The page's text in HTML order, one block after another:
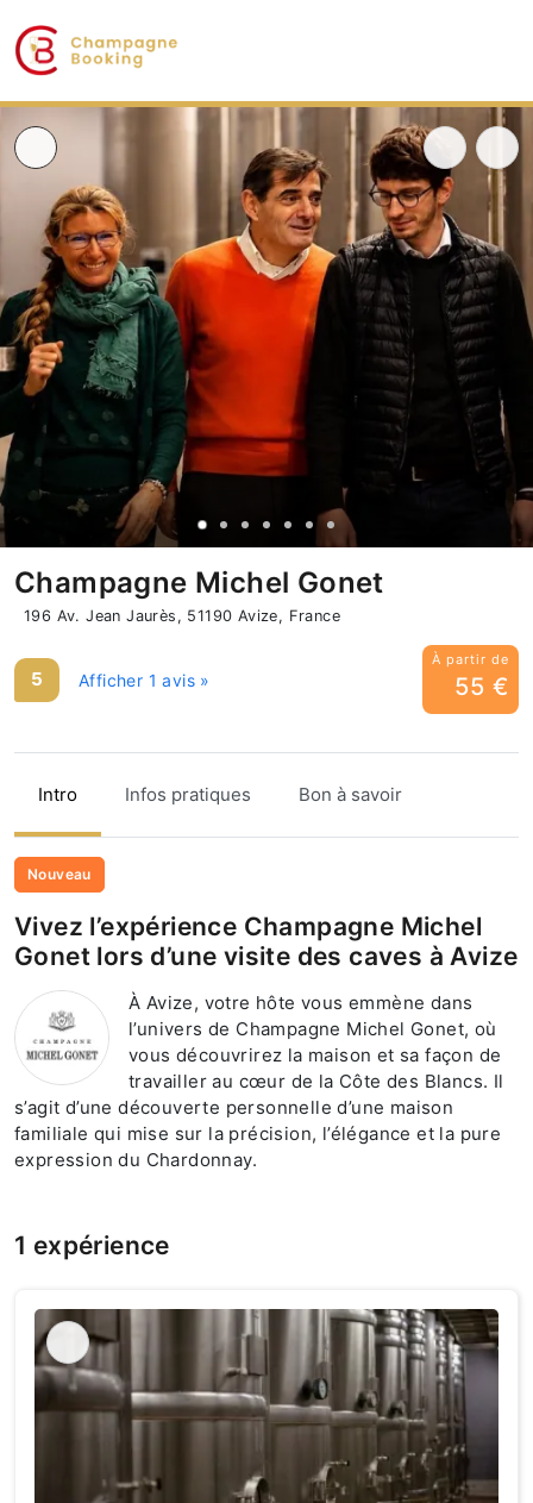
Champagne Michel Gonet
196 Av. Jean Jaurès, 51190 Avize, France
5 Afficher 1 avis »
À partir de
55 €
Intro Infos pratiques Bon à savoir
Nouveau
Vivez l’expérience Champagne Michel
Gonet lors d’une visite des caves à Avize
À Avize, votre hôte vous emmène dans
l’univers de Champagne Michel Gonet, où
vous découvrirez la maison et sa façon de
travailler au cœur de la Côte des Blancs. Il
s’agit d’une découverte personnelle d’une maison
familiale qui mise sur la précision, l’élégance et la pure
expression du Chardonnay.
1 expérience